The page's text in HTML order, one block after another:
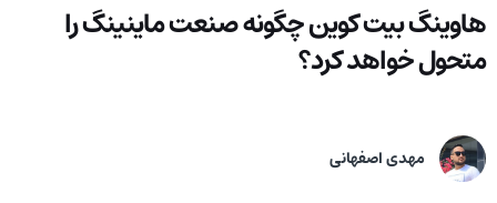
هاوینگ بیت کوین چگونه صنعت ماینینگ را
متحول خواهد کرد؟
مهدی اصفهانی